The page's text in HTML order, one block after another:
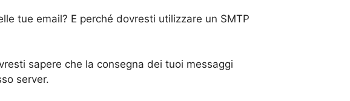
tue email? E perché dovresti utilizzare un SMTP
sapere che la consegna dei tuoi messaggi
server.